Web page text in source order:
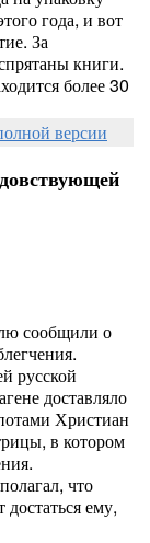
года, и вот
За
книги.
более 30
версии
сообщили о
русской
доставляло
Христиан
в котором
что
ему,